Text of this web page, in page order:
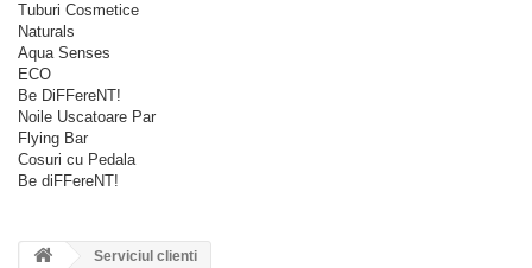
Tuburi Cosmetice
Naturals
Aqua Senses
ECO
Be DiFFereNT!
Noile Uscatoare Par
Flying Bar
Cosuri cu Pedala
Be diFFereNT!
Serviciul clienti